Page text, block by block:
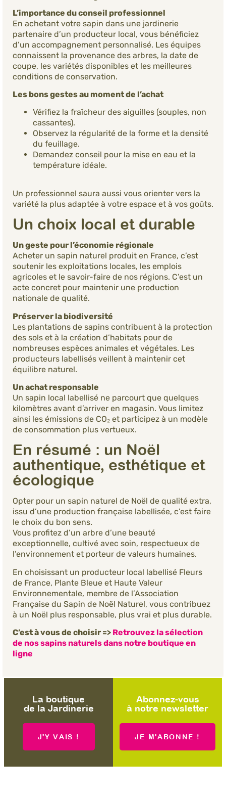
L’importance du conseil professionnel
En achetant votre sapin dans une jardinerie
partenaire d’un producteur local, vous bénéficiez
d’un accompagnement personnalisé. Les équipes
connaissent la provenance des arbres, la date de
coupe, les variétés disponibles et les meilleures
conditions de conservation.
Les bons gestes au moment de l’achat
Vérifiez la fraîcheur des aiguilles (souples, non
cassantes).
Observez la régularité de la forme et la densité
du feuillage.
Demandez conseil pour la mise en eau et la
température idéale.
Un professionnel saura aussi vous orienter vers la
variété la plus adaptée à votre espace et à vos goûts.
Un choix local et durable
Un geste pour l’économie régionale
Acheter un sapin naturel produit en France, c’est
soutenir les exploitations locales, les emplois
agricoles et le savoir-faire de nos régions. C’est un
acte concret pour maintenir une production
nationale de qualité.
Préserver la biodiversité
Les plantations de sapins contribuent à la protection
des sols et à la création d’habitats pour de
nombreuses espèces animales et végétales. Les
producteurs labellisés veillent à maintenir cet
équilibre naturel.
Un achat responsable
Un sapin local labellisé ne parcourt que quelques
kilomètres avant d’arriver en magasin. Vous limitez
ainsi les émissions de CO₂ et participez à un modèle
de consommation plus vertueux.
En résumé : un Noël
authentique, esthétique et
écologique
Opter pour un sapin naturel de Noël de qualité extra,
issu d’une production française labellisée, c’est faire
le choix du bon sens.
Vous profitez d’un arbre d’une beauté
exceptionnelle, cultivé avec soin, respectueux de
l’environnement et porteur de valeurs humaines.
En choisissant un producteur local labellisé Fleurs
de France, Plante Bleue et Haute Valeur
Environnementale, membre de l’Association
Française du Sapin de Noël Naturel, vous contribuez
à un Noël plus responsable, plus vrai et plus durable.
C’est à vous de choisir => Retrouvez la sélection
de nos sapins naturels dans notre boutique en
ligne
La boutique
de la Jardinerie
J'Y VAIS !
Abonnez-vous
à notre newsletter
JE M'ABONNE !